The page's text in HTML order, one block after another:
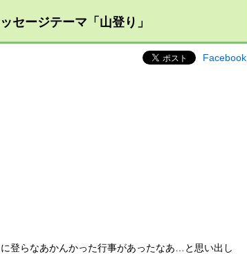
セージテーマ「山登り」
Facebook
登らなあかんかった行事があったなあ…と思い出し